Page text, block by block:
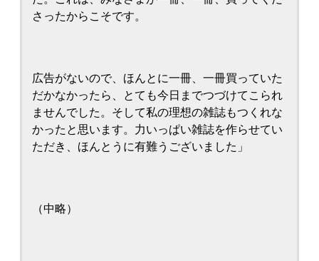
さったからこそです。
広告がないので、ほんとに一冊、一冊買っていた
だかなかったら、とても今日までつづけてこられ
ませんでした。そして私の理想の雑誌もつくれな
かったと思います。力いっぱい雑誌を作らせてい
ただき、ほんとうに有難うございました」
（中略）